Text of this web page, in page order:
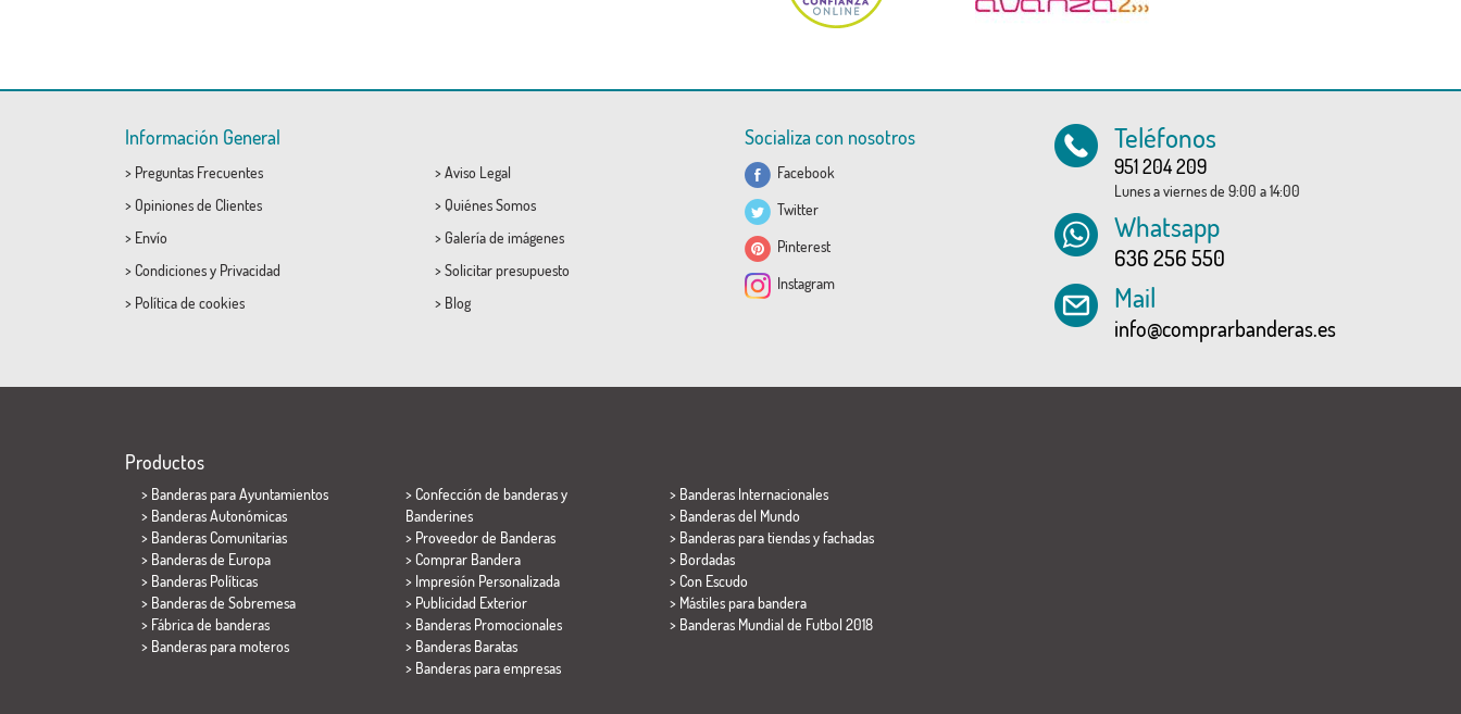
Información General
> Preguntas Frecuentes
> Opiniones de Clientes
> Envío
> Condicionesy Privacidad
> Política de cookies
> Aviso Legal
> Quiénes Somos
> Galería de imágenes
> Solicitar presupuesto
> Blog
Socializa con nosotros
Facebook
Twitter
Pinterest
Instagram
Teléfonos
951 204 209
Lunes a viernes de 9:00 a 14:00
Whatsapp
636 256 550
Mail
info@comprarbanderas.es
Productos
> Banderas para Ayuntamientos
> Banderas Autonómicas
> Banderas Comunitarias
> Banderas de Europa
> Banderas Políticas
> Banderas de Sobremesa
> Fábrica de banderas
> Banderas para moteros
> Confección de banderas y
Banderines
> Proveedor de Banderas
> Comprar Bandera
> Impresión Personalizada
> Publicidad Exterior
> Banderas Promocionales
> Banderas Baratas
> Banderas para empresas
> Banderas Internacionales
> Banderas del Mundo
> Banderas para tiendas y fachadas
> Bordadas
> Con Escudo
> Mástiles para bandera
> Banderas Mundial de Futbol 2018